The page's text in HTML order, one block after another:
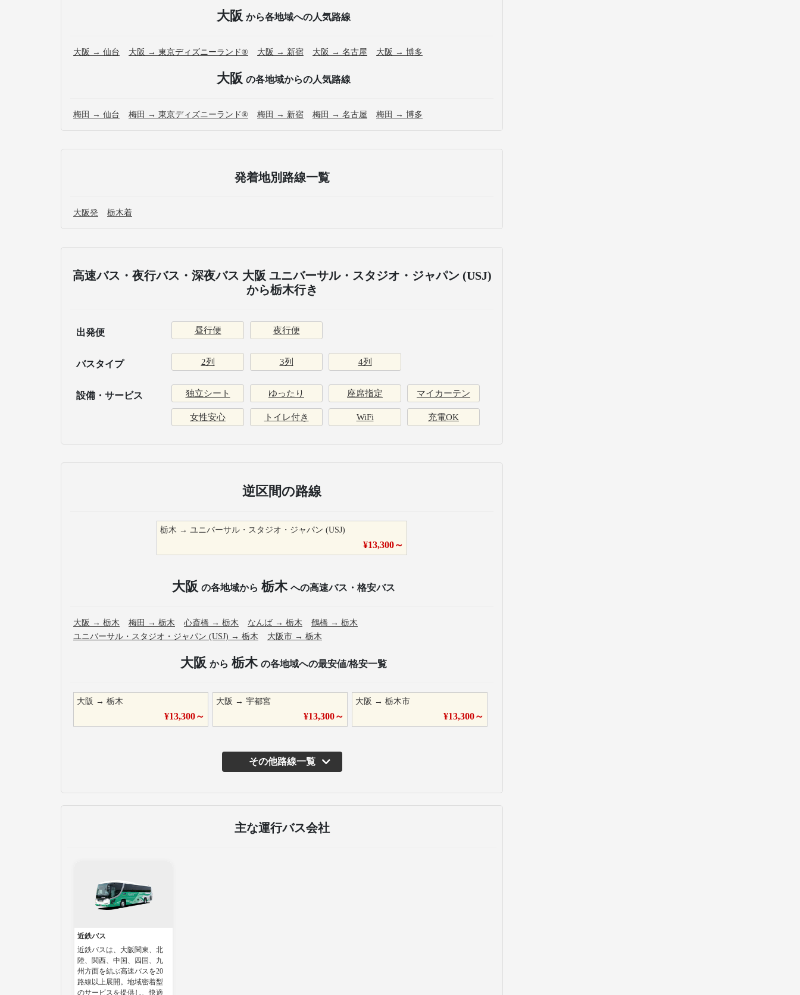
大阪 から各地域への人気路線
大阪 → 仙台 大阪 → 東京ディズニーランド® 大阪 → 新宿 大阪 → 名古屋 大阪 → 博多
大阪 の各地域からの人気路線
梅田 → 仙台 梅田 → 東京ディズニーランド® 梅田 → 新宿 梅田 → 名古屋 梅田 → 博多
発着地別路線一覧
大阪発 栃木着
高速バス・夜行バス・深夜バス 大阪 ユニバーサル・スタジオ・ジャパン (USJ)
から栃木行き
出発便 昼行便 夜行便
バスタイプ 2列 3列 4列
設備・サービス 独立シート ゆったり 座席指定 マイカーテン
女性安心 トイレ付き WiFi 充電OK
逆区間の路線
栃木 →ユニバーサル・スタジオ・ジャパン (USJ)
¥13,300～
大阪 の各地域から 栃木 への高速バス・格安バス
大阪 → 栃木 梅田 → 栃木 心斎橋 → 栃木 なんば → 栃木 鶴橋 → 栃木
ユニバーサル・スタジオ・ジャパン (USJ) → 栃木 大阪市 → 栃木
大阪 から 栃木 の各地域への最安値/格安一覧
大阪 → 栃木
¥13,300～
大阪 →宇都宮
¥13,300～
大阪 →栃木市
¥13,300～
その他路線一覧
主な運行バス会社
近鉄バス
近鉄バスは、大阪関東、北
陸、関西、中国、四国、九
州方面を結ぶ高速バスを20
路線以上展開。地域密着型
のサービスを提供し、快適